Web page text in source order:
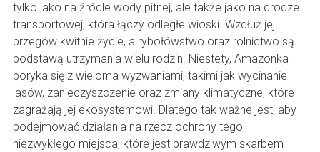
tylko jako na źródle wody pitnej, ale także jako na drodze
transportowej, która łączy odległe wioski. Wzdłuż jej
brzegów kwitnie życie, a rybołówstwo oraz rolnictwo są
podstawą utrzymania wielu rodzin. Niestety, Amazonka
boryka się z wieloma wyzwaniami, takimi jak wycinanie
lasów, zanieczyszczenie oraz zmiany klimatyczne, które
zagrażają jej ekosystemowi. Dlatego tak ważne jest, aby
podejmować działania na rzecz ochrony tego
niezwykłego miejsca, które jest prawdziwym skarbem